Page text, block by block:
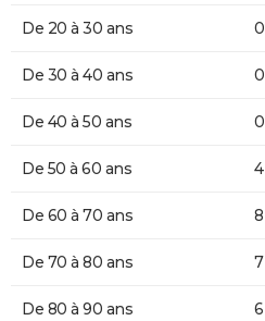
De 20 à 30 ans 0
De 30 à 40 ans 0
De 40 à 50 ans 0
De 50 à 60 ans 4
De 60 à 70 ans 8
De 70 à 80 ans 7
De 80 à 90 ans 6